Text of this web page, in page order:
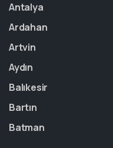
Antalya
Ardahan
Artvin
Aydın
Balıkesir
Bartın
Batman